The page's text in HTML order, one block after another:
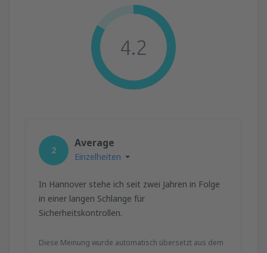
4.2
2
Average
Einzelheiten
In Hannover stehe ich seit zwei Jahren in Folge
in einer langen Schlange für
Sicherheitskontrollen.
Diese Meinung wurde automatisch übersetzt aus dem